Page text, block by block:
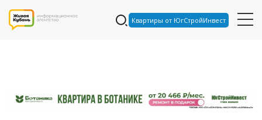
Квартиры от ЮгСтройИнвест